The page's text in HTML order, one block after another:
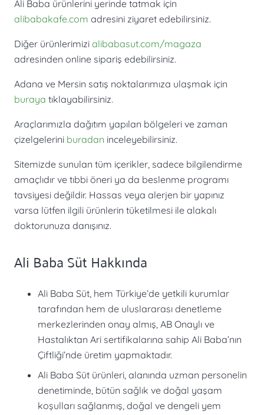
Ali Baba ürünlerini yerinde tatmak için
alibabakafe.com adresini ziyaret edebilirsiniz.
Diğer ürünlerimizi alibabasut.com/magaza
adresinden online sipariş edebilirsiniz.
Adana ve Mersin satış noktalarımıza ulaşmak için
buraya tıklayabilirsiniz.
Araçlarımızla dağıtım yapılan bölgeleri ve zaman
çizelgelerini buradan inceleyebilirsiniz.
Sitemizde sunulan tüm içerikler, sadece bilgilendirme
amaçlıdır ve tıbbi öneri ya da beslenme programı
tavsiyesi değildir. Hassas veya alerjen bir yapınız
varsa lütfen ilgili ürünlerin tüketilmesi ile alakalı
doktorunuza danışınız.
Ali Baba Süt Hakkında
Ali Baba Süt, hem Türkiye’de yetkili kurumlar
tarafından hem de uluslararası denetleme
merkezlerinden onay almış, AB Onaylı ve
Hastalıktan Ari sertifikalarına sahip Ali Baba’nın
Çiftliği’nde üretim yapmaktadır.
Ali Baba Süt ürünleri, alanında uzman personelin
denetiminde, bütün sağlık ve doğal yaşam
koşulları sağlanmış, doğal ve dengeli yem